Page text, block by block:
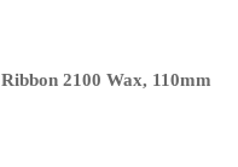
Ribbon 2100 Wax, 110mm